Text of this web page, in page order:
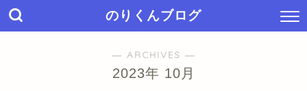
のりくんブログ
― ARCHIVES ―
2023年 10月